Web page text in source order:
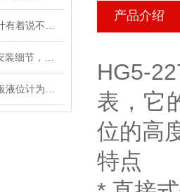
产品介绍
HG5-
表，它
位的高
特点